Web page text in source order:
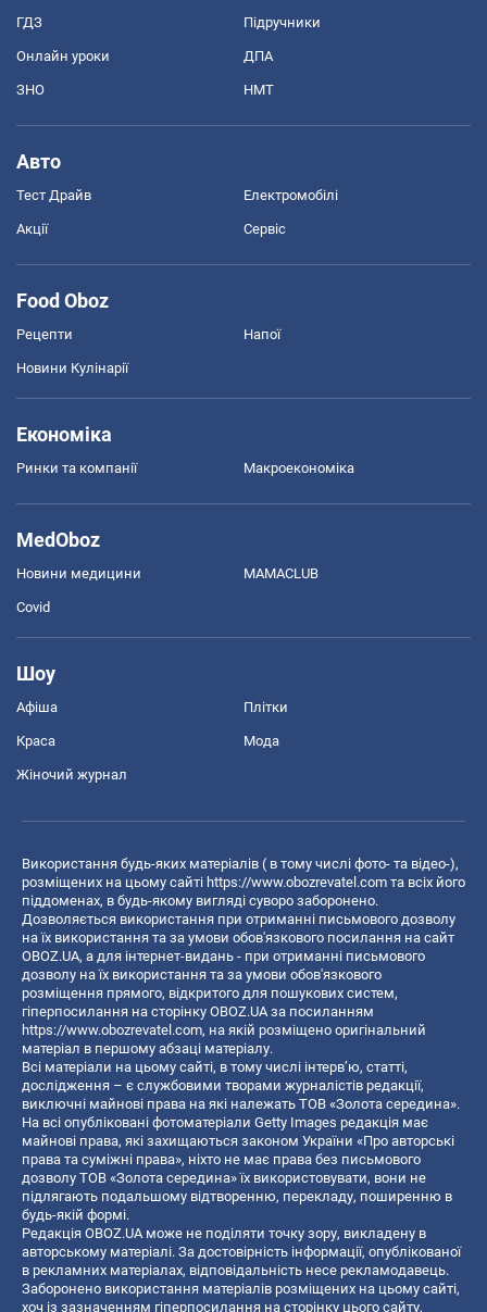
ГДЗ Підручники
Онлайн уроки ДПА
ЗНО НМТ
Авто
Тест Драйв Електромобілі
Акції Сервіс
Food Oboz
Рецепти Напої
Новини Кулінарії
Економіка
Ринки та компанії Макроекономіка
MedOboz
Новини медицини MAMACLUB
Covid
Шоу
Афіша Плітки
Краса Мода
Жіночий журнал
Використання будь-яких матеріалів ( в тому числі фото- та відео-),
розміщених на цьому сайті https://www.obozrevatel.com та всіх його
піддоменах, в будь-якому вигляді суворо заборонено.
Дозволяється використання при отриманні письмового дозволу
на їх використання та за умови обов'язкового посилання на сайт
OBOZ.UA, а для інтернет-видань - при отриманні письмового
дозволу на їх використання та за умови обов'язкового
розміщення прямого, відкритого для пошукових систем,
гіперпосилання на сторінку OBOZ.UA за посиланням
https://www.obozrevatel.com, на якій розміщено оригінальний
матеріал в першому абзаці матеріалу.
Всі матеріали на цьому сайті, в тому числі інтерв’ю, статті,
дослідження – є службовими творами журналістів редакції,
виключні майнові права на які належать ТОВ «Золота середина».
На всі опубліковані фотоматеріали Getty Images редакція має
майнові права, які захищаються законом України «Про авторські
права та суміжні права», ніхто не має права без письмового
дозволу ТОВ «Золота середина» їх використовувати, вони не
підлягають подальшому відтворенню, перекладу, поширенню в
будь-якій формі.
Редакція OBOZ.UA може не поділяти точку зору, викладену в
авторському матеріалі. За достовірність інформації, опублікованої
в рекламних матеріалах, відповідальність несе рекламодавець.
Заборонено використання матеріалів розміщених на цьому сайті,
хоч із зазначенням гіперпосилання на сторінку цього сайту,